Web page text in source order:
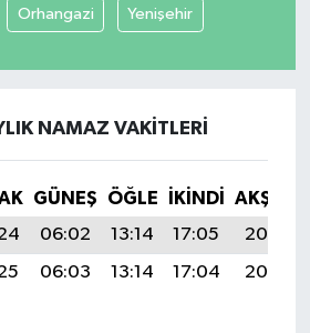
Orhangazi Yenişehir
NAMAZ VAKITLERI
GÜNEŞ ÖĞLE İKINDI
AKŞAM
06:02 13:14 17:05
20:17
06:03 13:14 17:04 20:16